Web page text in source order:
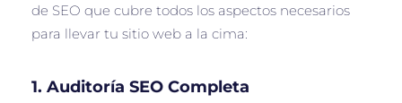
de SEO que cubre todos los aspectos necesarios
para llevar tu sitio web a la cima:
1. Auditoría SEO Completa